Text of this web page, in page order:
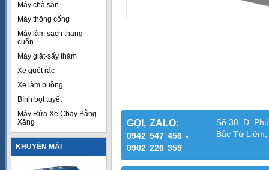
Máy chà sàn
Máy thông cống
Máy làm sạch thang
cuốn
Máy giặt-sấy thảm
Xe quét rác
Xe làm buồng
Bình bọt tuyết
Máy Rửa Xe Chạy Bằng
Xăng
KHUYẾN MÃI
GỌI, ZALO:
0942 547 456 -
0902 226 359
Số 30, Đ.
Bắc Từ